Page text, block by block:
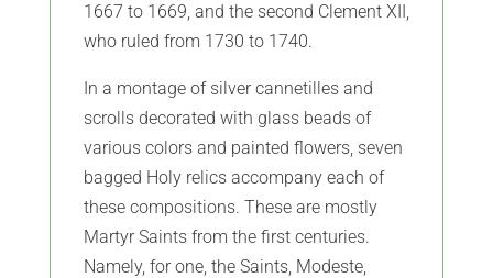
1667 to 1669, and the second Clement XII,
who ruled from 1730 to 1740.
In a montage of silver cannetilles and
scrolls decorated with glass beads of
various colors and painted flowers, seven
bagged Holy relics accompany each of
these compositions. These are mostly
Martyr Saints from the first centuries.
Namely, for one, the Saints, Modeste,